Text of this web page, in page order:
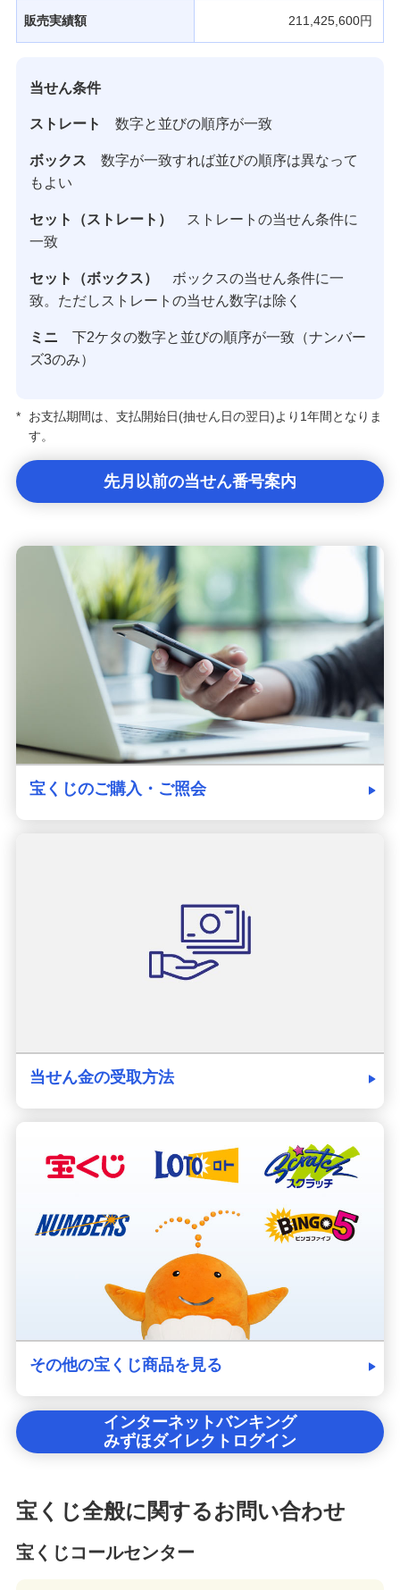
販売実績額 211,425,600円
当せん条件
ストレート 数字と並びの順序が一致
ボックス 数字が一致すれば並びの順序は異なって
もよい
セット（ストレート）
ストレートの当せん条件に
一致
セット（ボックス）
ボックスの当せん条件に一
致。ただしストレートの当せん数字は除く
ミニ 下2ケタの数字と並びの順序が一致（ナンバー
ズ3のみ）
*
お支払期間は、支払開始日(抽せん日の翌日)より1年間となりま
す。
先月以前の当せん番号案内
宝くじのご購入・ご照会
当せん金の受取方法
その他の宝くじ商品を見る
インターネットバンキング
みずほダイレクトログイン
宝くじ全般に関するお問い合わせ
宝くじコールセンター